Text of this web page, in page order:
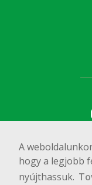
A
hogy a legjobb
nyújthassuk.